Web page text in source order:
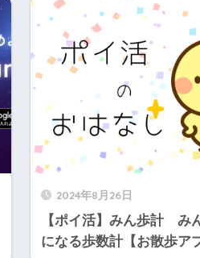
2024年8月26日
【ポイ活】みん歩計 み
になる歩数計【お散歩ア